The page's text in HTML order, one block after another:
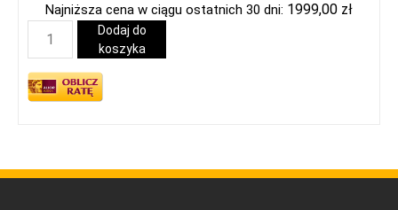
Najniższa cena w ciągu ostatnich 30 dni: 1999,00 zł
Dodaj do
koszyka